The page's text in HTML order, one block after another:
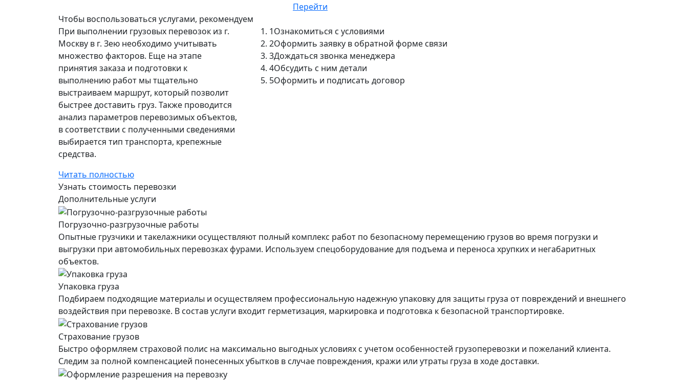
Перейти
Чтобы воспользоваться услугами, рекомендуем
При выполнении грузовых перевозок из г.
Москву в г. Зею необходимо учитывать
множество факторов. Еще на этапе
принятия заказа и подготовки к
выполнению работ мы тщательно
выстраиваем маршрут, который позволит
быстрее доставить груз. Также проводится
анализ параметров перевозимых объектов,
в соответствии с полученными сведениями
выбирается тип транспорта, крепежные
средства.
Читать полностью
Узнать стоимость перевозки
1Ознакомиться с условиями
2Оформить заявку в обратной форме связи
3Дождаться звонка менеджера
4Обсудить с ним детали
5Оформить и подписать договор
Дополнительные услуги
Погрузочно-разгрузочные работы
Опытные грузчики и такелажники осуществляют полный комплекс работ по безопасному перемещению грузов во время погрузки и
выгрузки при автомобильных перевозках фурами. Используем спецоборудование для подъема и переноса хрупких и негабаритных
объектов.
Упаковка груза
Подбираем подходящие материалы и осуществляем профессиональную надежную упаковку для защиты груза от повреждений и внешнего
воздействия при перевозке. В состав услуги входит герметизация, маркировка и подготовка к безопасной транспортировке.
Страхование грузов
Быстро оформляем страховой полис на максимально выгодных условиях с учетом особенностей грузоперевозки и пожеланий клиента.
Следим за полной компенсацией понесенных убытков в случае повреждения, кражи или утраты груза в ходе доставки.